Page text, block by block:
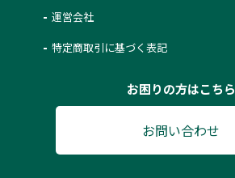
運営会社
特定商取引に基づく表記
お困りの方はこちら
お問い合わせ